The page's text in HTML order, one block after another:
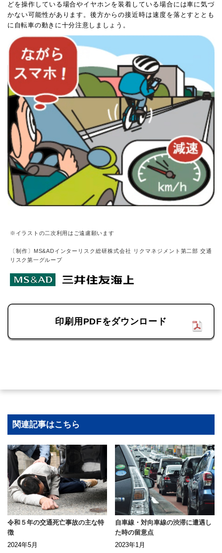
どを操作している場合やイヤホンを装着している場合には車に気づ
かない可能性があります。後方からの接近時は速度を落とすととも
に自転車の動きに十分注意しましょう。
※イラストの二次利用はご遠慮願います
〔制作〕MS&ADインターリスク総研株式会社 リクマネジメント第二部 交通
リスク第一グループ
印刷用PDFをダウンロード
関連記事はこちら
令和５年の交通死亡事故の主な特
徴
2024年5月
自車線・対向車線の渋滞に遭遇し
た時の留意点
2023年1月